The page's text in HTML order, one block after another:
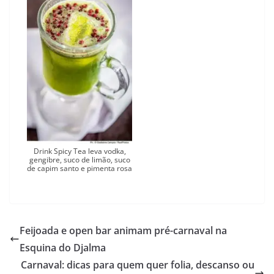
Drink Spicy Tea leva vodka,
gengibre, suco de limão, suco
de capim santo e pimenta rosa
Feijoada e open bar animam pré-carnaval na
Esquina do Djalma
Carnaval: dicas para quem quer folia, descanso ou